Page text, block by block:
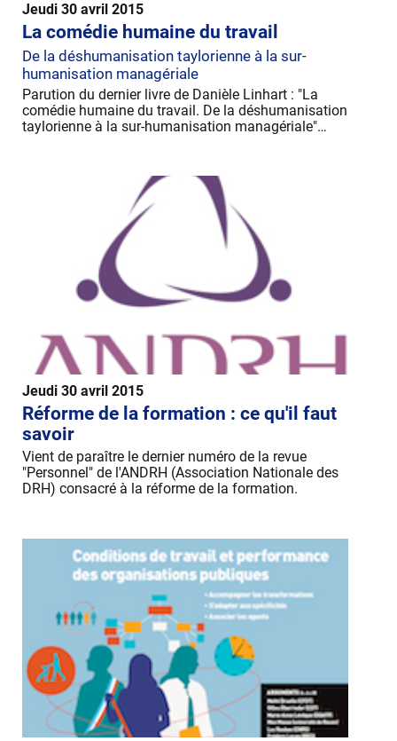
Jeudi 30 avril 2015
La comédie humaine du travail
De la déshumanisation taylorienne à la sur-
humanisation managériale
Parution du dernier livre de Danièle Linhart : "La
comédie humaine du travail. De la déshumanisation
taylorienne à la sur-humanisation managériale"…
Jeudi 30 avril 2015
Réforme de la formation : ce qu'il faut
savoir
Vient de paraître le dernier numéro de la revue
"Personnel" de l'ANDRH (Association Nationale des
DRH) consacré à la réforme de la formation.